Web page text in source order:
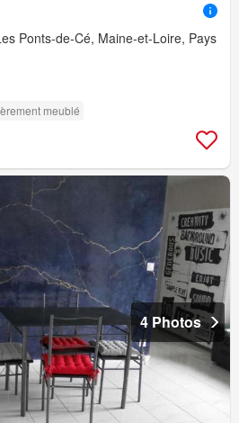
Ponts-de-Cé, Maine-et-Loire, Pays
meublé
4 Photos